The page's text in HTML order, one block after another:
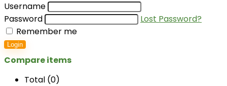
Username
Password
Lost Password?
Remember me
Login
Compare items
Total (0)